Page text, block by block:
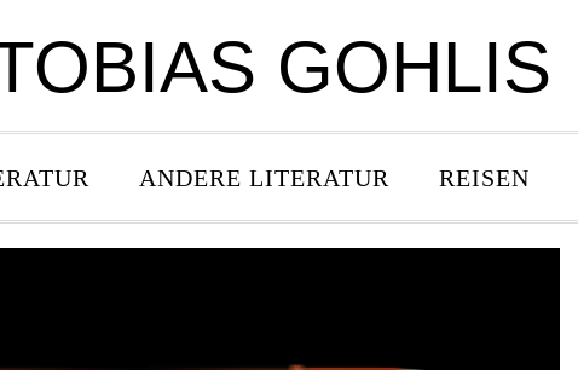
GOHLIS
ANDERE LITERATUR REISEN